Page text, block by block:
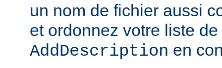
un nom de fichier aussi
et ordonnez votre liste
AddDescription en